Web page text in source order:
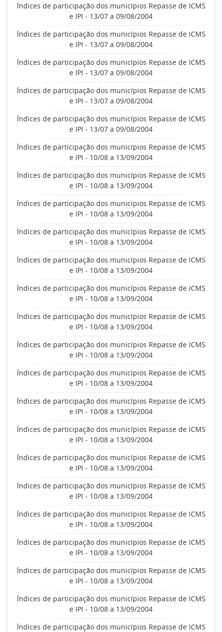
Índices de participação dos municípios Repasse de ICMS
e IPI - 13/07 a 09/08/2004
Índices de participação dos municípios Repasse de ICMS
e IPI - 13/07 a 09/08/2004
Índices de participação dos municípios Repasse de ICMS
e IPI - 13/07 a 09/08/2004
Índices de participação dos municípios Repasse de ICMS
e IPI - 13/07 a 09/08/2004
Índices de participação dos municípios Repasse de ICMS
e IPI - 13/07 a 09/08/2004
Índices de participação dos municípios Repasse de ICMS
e IPI - 10/08 a 13/09/2004
Índices de participação dos municípios Repasse de ICMS
e IPI - 10/08 a 13/09/2004
Índices de participação dos municípios Repasse de ICMS
e IPI - 10/08 a 13/09/2004
Índices de participação dos municípios Repasse de ICMS
e IPI - 10/08 a 13/09/2004
Índices de participação dos municípios Repasse de ICMS
e IPI - 10/08 a 13/09/2004
Índices de participação dos municípios Repasse de ICMS
e IPI - 10/08 a 13/09/2004
Índices de participação dos municípios Repasse de ICMS
e IPI - 10/08 a 13/09/2004
Índices de participação dos municípios Repasse de ICMS
e IPI - 10/08 a 13/09/2004
Índices de participação dos municípios Repasse de ICMS
e IPI - 10/08 a 13/09/2004
Índices de participação dos municípios Repasse de ICMS
e IPI - 10/08 a 13/09/2004
Índices de participação dos municípios Repasse de ICMS
e IPI - 10/08 a 13/09/2004
Índices de participação dos municípios Repasse de ICMS
e IPI - 10/08 a 13/09/2004
Índices de participação dos municípios Repasse de ICMS
e IPI - 10/08 a 13/09/2004
Índices de participação dos municípios Repasse de ICMS
e IPI - 10/08 a 13/09/2004
Índices de participação dos municípios Repasse de ICMS
e IPI - 10/08 a 13/09/2004
Índices de participação dos municípios Repasse de ICMS
e IPI - 10/08 a 13/09/2004
Índices de participação dos municípios Repasse de ICMS
e IPI - 10/08 a 13/09/2004
Índices de participação dos municípios Repasse de ICMS